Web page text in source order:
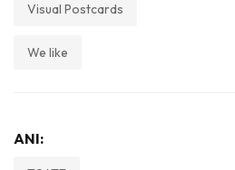
Visual Postcards
We like
ANI: